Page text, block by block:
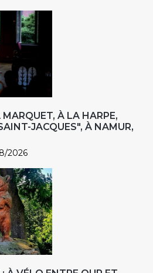
À LA HARPE,
JACQUES", À NAMUR,
2026